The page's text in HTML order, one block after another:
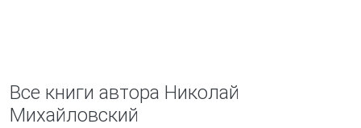
Все книги автора Николай
Михайловский